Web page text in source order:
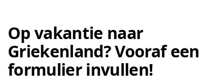
Op vakantie naar
Griekenland? Vooraf een
formulier invullen!